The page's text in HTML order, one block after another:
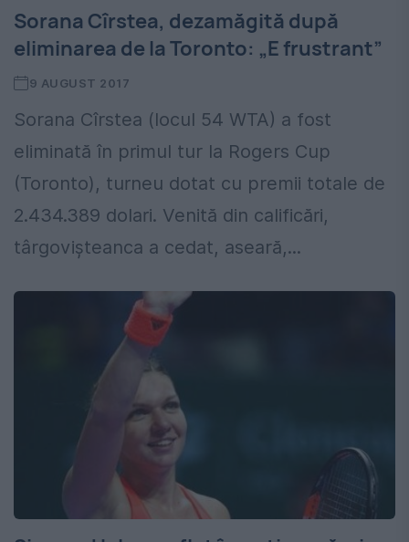
Sorana Cîrstea, dezamăgită după
eliminarea de la Toronto: „E frustrant”
9 AUGUST 2017
Sorana Cîrstea (locul 54 WTA) a fost
eliminată în primul tur la Rogers Cup
(Toronto), turneu dotat cu premii totale de
2.434.389 dolari. Venită din calificări,
târgovișteanca a cedat, aseară,...